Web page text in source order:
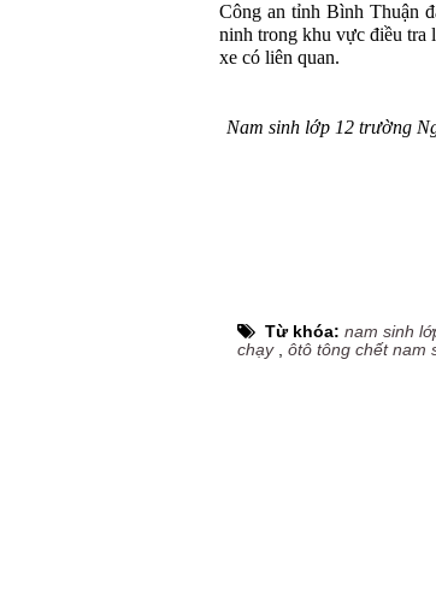
Công an tỉnh Bình Thuận
ninh trong khu vực điều tra
xe có liên quan.
Nam sinh lớp 12 trường
Từ khóa: nam sinh
chạy, ôtô tông chết nam